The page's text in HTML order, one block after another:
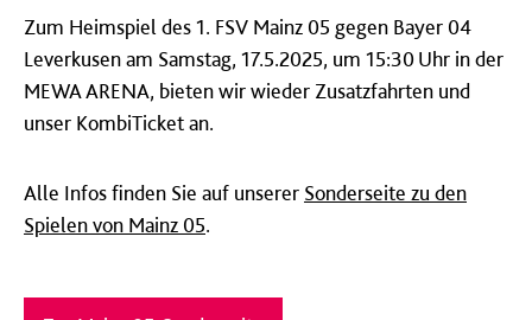
Zum Heimspiel des 1. FSV Mainz 05 gegen Bayer 04
Leverkusen am Samstag, 17.5.2025, um 15:30 Uhr in der
MEWA ARENA, bieten wir wieder Zusatzfahrten und
unser KombiTicket an.
Alle Infos finden Sie auf unserer Sonderseite zu den
Spielen von Mainz 05.